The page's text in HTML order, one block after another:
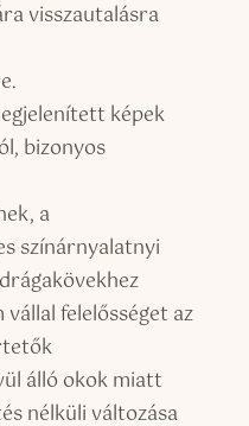
visszautalásra
képek
bizonyos
a
színárnyalatnyi
felelősséget az
álló okok miatt
nélküli változása